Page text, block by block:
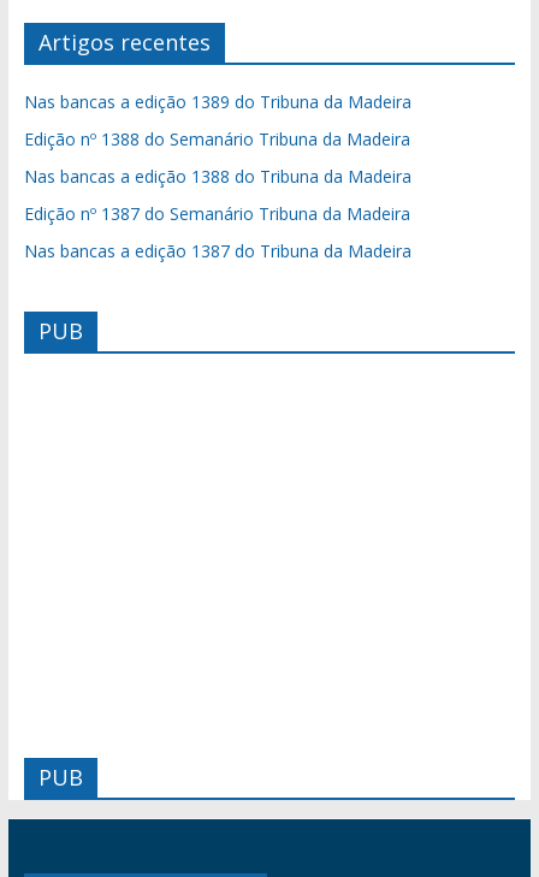
Artigos recentes
Nas bancas a edição 1389 do Tribuna da Madeira
Edição nº 1388 do Semanário Tribuna da Madeira
Nas bancas a edição 1388 do Tribuna da Madeira
Edição nº 1387 do Semanário Tribuna da Madeira
Nas bancas a edição 1387 do Tribuna da Madeira
PUB
PUB